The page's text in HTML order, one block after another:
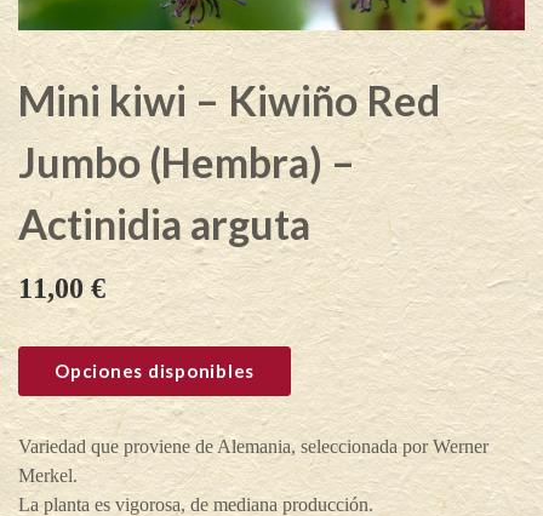
Mini kiwi – Kiwiño Red
Jumbo (Hembra) –
Actinidia arguta
11,00€
Opciones disponibles
Variedad que proviene de Alemania, seleccionada por Werner
Merkel.
La planta es vigorosa, de mediana producción.